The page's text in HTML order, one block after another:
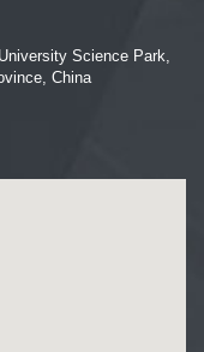
Science Park,
China